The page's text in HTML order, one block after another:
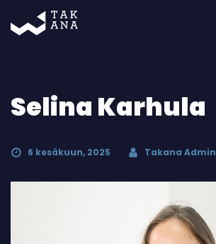
Selina Karhula
6 kesäkuun, 2025 Takana Admin